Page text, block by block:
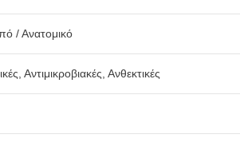
/ Ανατομικό
Αντιμικροβιακές, Ανθεκτικές